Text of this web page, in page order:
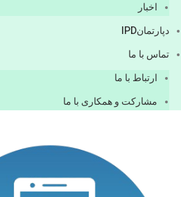
اخبار
دپارتمانIPD
تماس با ما
ارتباط با ما
مشاركت و همكاری با ما